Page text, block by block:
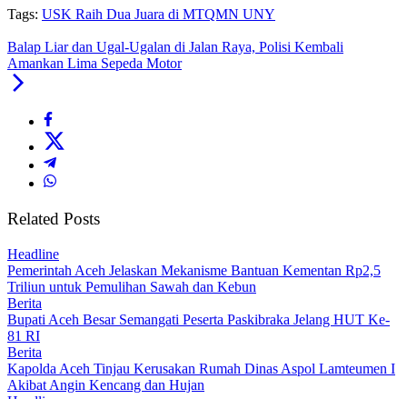
Tags: USK Raih Dua Juara di MTQMN UNY
Balap Liar dan Ugal-Ugalan di Jalan Raya, Polisi Kembali
Amankan Lima Sepeda Motor
Related Posts
Headline
Pemerintah Aceh Jelaskan Mekanisme Bantuan Kementan Rp2,5
Triliun untuk Pemulihan Sawah dan Kebun
Berita
Bupati Aceh Besar Semangati Peserta Paskibraka Jelang HUT Ke-
81 RI
Berita
Kapolda Aceh Tinjau Kerusakan Rumah Dinas Aspol Lamteumen I
Akibat Angin Kencang dan Hujan